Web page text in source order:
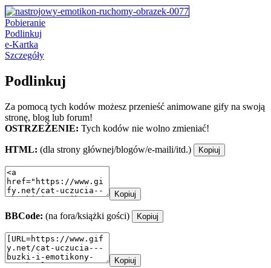
Pobieranie
Podlinkuj
e-Kartka
Szczegóły
Podlinkuj
Za pomocą tych kodów możesz przenieść animowane gify na swoją
stronę, blog lub forum!
OSTRZEŻENIE: Tych kodów nie wolno zmieniać!
HTML: (dla strony głównej/blogów/e-maili/itd.) Kopiuj
Kopiuj
BBCode: (na fora/książki gości) Kopiuj
Kopiuj